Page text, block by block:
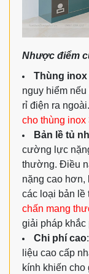
Nhược điểm
Thùng inox
nguy hiểm
rỉ điện ra ngoài.
cho thùng
Bản lề tủ
cường lực
thường. Điều
nặng cao hơn,
các loại bản lề
chấn mang
giải pháp khắc
Chi phí cao
liệu cao cấp
kính khiến cho